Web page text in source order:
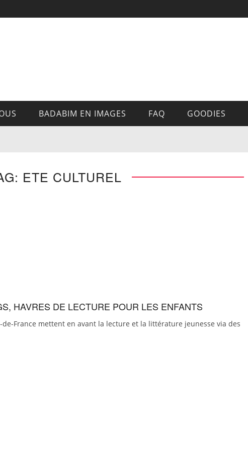
BADABIM EN IMAGES FAQ GOODIES
ETE CULTUREL
HAVRES DE LECTURE POUR LES ENFANTS
de-France mettent en avant la lecture et la littérature jeunesse via des